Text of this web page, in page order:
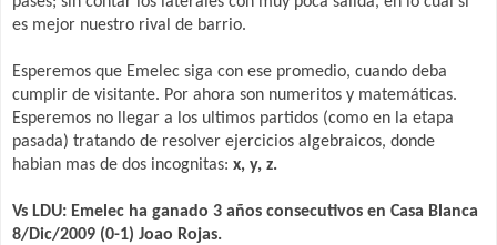
es mejor nuestro rival de barrio.
Esperemos que Emelec siga con ese promedio, cuando deba
cumplir de visitante. Por ahora son numeritos y matemáticas.
Esperemos no llegar a los ultimos partidos (como en la etapa
pasada) tratando de resolver ejercicios algebraicos, donde
habian mas de dos incognitas: x, y, z.
Vs LDU: Emelec ha ganado 3 años consecutivos en Casa Blanca
8/Dic/2009 (0-1) Joao Rojas.